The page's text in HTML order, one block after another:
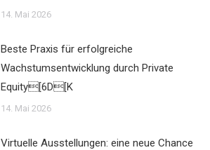
14. Mai 2026
Beste Praxis für erfolgreiche
Wachstumsentwicklung durch Private
Equity[6D[K
14. Mai 2026
Virtuelle Ausstellungen: eine neue Chance